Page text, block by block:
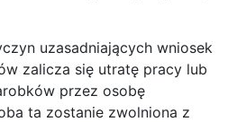
uzasadniających wniosek
zalicza się utratę pracy lub
przez osobę
ta zostanie zwolniona z